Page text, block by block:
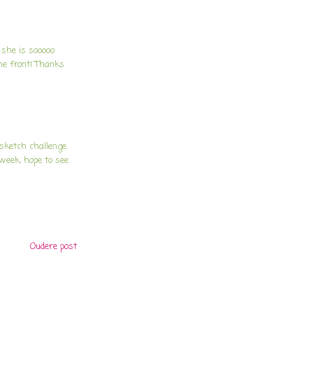
is sooooo
front! Thanks
challenge.
hope to see
Oudere post